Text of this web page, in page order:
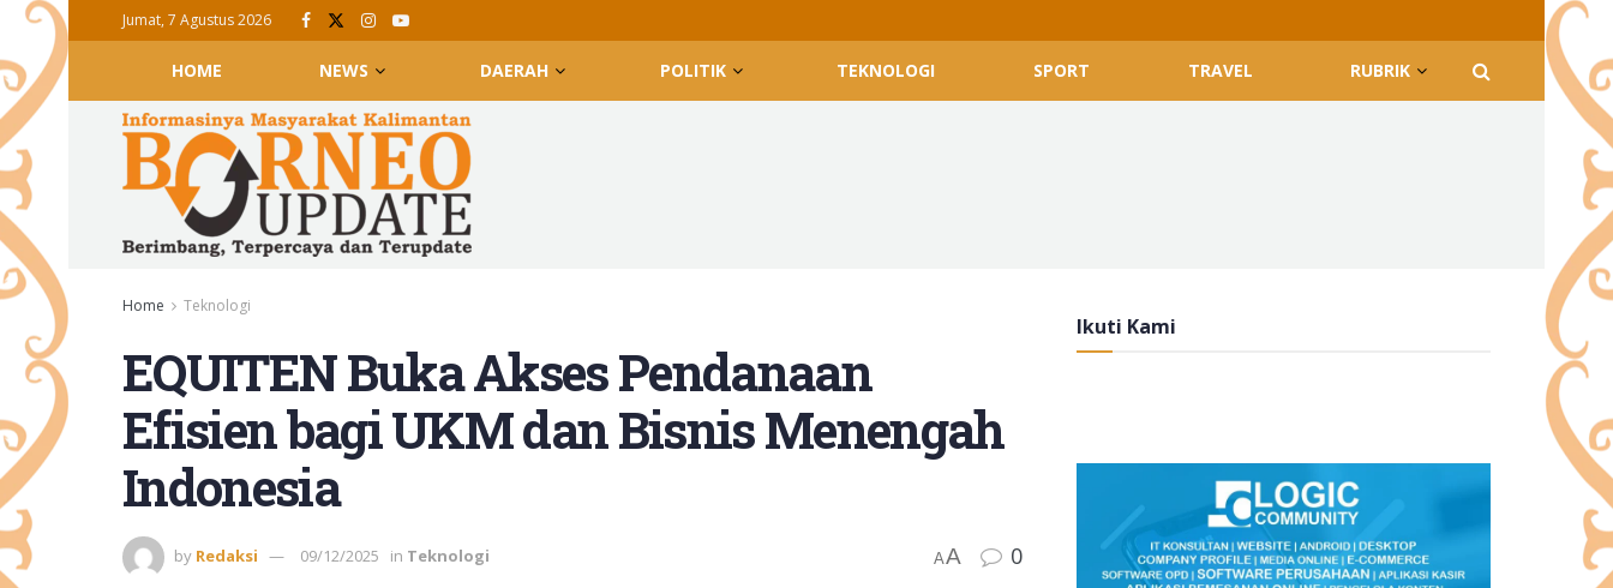
Jumat, 7 Agustus 2026
HOME NEWS DAERAH POLITIK TEKNOLOGI SPORT TRAVEL RUBRIK
Home Teknologi
EQUITEN Buka Akses Pendanaan
Efisien bagi UKM dan Bisnis Menengah
Indonesia
by Redaksi 09/12/2025 in Teknologi AA 0
Ikuti Kami